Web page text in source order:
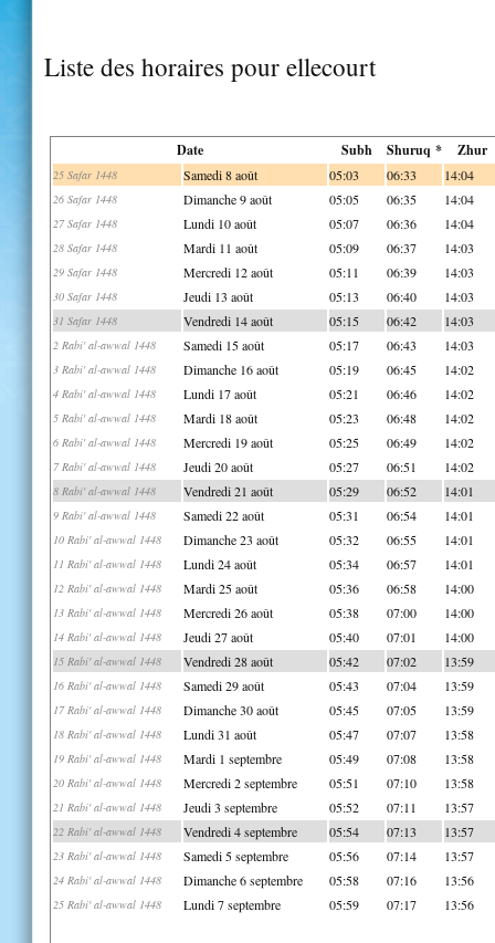
Liste des horaires pour ellecourt
Date Subh Shuruq * Zhur
25 Safar 1448 Samedi 8 août 05:03 06:33 14:04
26 Safar 1448 Dimanche 9 août 05:05 06:35 14:04
27 Safar 1448 Lundi 10 août 05:07 06:36 14:04
28 Safar 1448 Mardi 11 août 05:09 06:37 14:03
29 Safar 1448 Mercredi 12 août 05:11 06:39 14:03
30 Safar 1448 Jeudi 13 août 05:13 06:40 14:03
31 Safar 1448 Vendredi 14 août 05:15 06:42 14:03
2 Rabi' al-awwal 1448 Samedi 15 août 05:17 06:43 14:03
3 Rabi' al-awwal 1448 Dimanche 16 août 05:19 06:45 14:02
4 Rabi' al-awwal 1448 Lundi 17 août 05:21 06:46 14:02
5 Rabi' al-awwal 1448 Mardi 18 août 05:23 06:48 14:02
6 Rabi' al-awwal 1448 Mercredi 19 août 05:25 06:49 14:02
7 Rabi' al-awwal 1448 Jeudi 20 août 05:27 06:51 14:02
8 Rabi' al-awwal 1448 Vendredi 21 août 05:29 06:52 14:01
9 Rabi' al-awwal 1448 Samedi 22 août 05:31 06:54 14:01
10 Rabi' al-awwal 1448 Dimanche 23 août 05:32 06:55 14:01
11 Rabi' al-awwal 1448 Lundi 24 août 05:34 06:57 14:01
12 Rabi' al-awwal 1448 Mardi 25 août 05:36 06:58 14:00
13 Rabi' al-awwal 1448 Mercredi 26 août 05:38 07:00 14:00
14 Rabi' al-awwal 1448 Jeudi 27 août 05:40 07:01 14:00
15 Rabi' al-awwal 1448 Vendredi 28 août 05:42 07:02 13:59
16 Rabi' al-awwal 1448 Samedi 29 août 05:43 07:04 13:59
17 Rabi' al-awwal 1448 Dimanche 30 août 05:45 07:05 13:59
18 Rabi' al-awwal 1448 Lundi 31 août 05:47 07:07 13:58
19 Rabi' al-awwal 1448 Mardi 1 septembre 05:49 07:08 13:58
20 Rabi' al-awwal 1448 Mercredi 2 septembre 05:51 07:10 13:58
21 Rabi' al-awwal 1448 Jeudi 3 septembre 05:52 07:11 13:57
22 Rabi' al-awwal 1448 Vendredi 4 septembre 05:54 07:13 13:57
23 Rabi' al-awwal 1448 Samedi 5 septembre 05:56 07:14 13:57
24 Rabi' al-awwal 1448 Dimanche 6 septembre 05:58 07:16 13:56
25 Rabi' al-awwal 1448 Lundi 7 septembre 05:59 07:17 13:56